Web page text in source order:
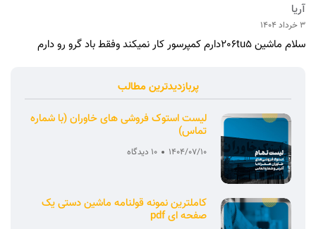
آریا
3 خرداد 1404
سلام ماشین 206tu5دارم کمپرسور کار نمیکند وفقط باد گرو رو دارم
پربازدیدترین مطالب
لیست استوک فروشی های خاوران (با شماره
تماس)
1404/07/10 10 دیدگاه
کاملترین نمونه قولنامه ماشین دستی یک
صفحه ای pdf